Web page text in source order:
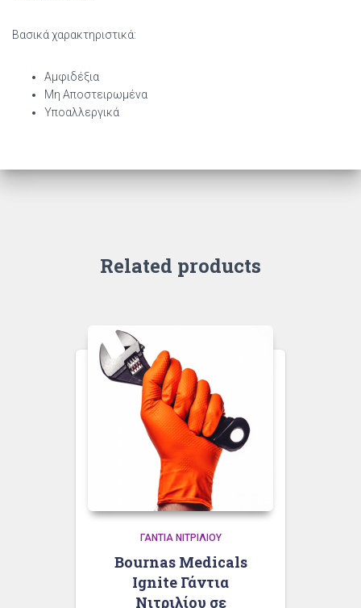
Βασικά χαρακτηριστικά:
Αμφιδέξια
Μη Αποστειρωμένα
Υποαλλεργικά
Related products
ΓΆΝΤΙΑ ΝΙΤΡΙΛΊΟΥ
Bournas Medicals
Ignite Γάντια
Νιτριλίου σε